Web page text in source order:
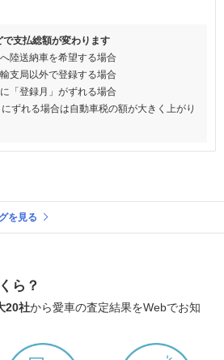
で支払総額が変わります
陸送納車を希望する場合
支局以外で登録する場合
「登録月」がずれる場合
にずれる場合は自動車税の額が大きく上がり
を見る
ら？
20社から愛車の査定結果をWebでお知